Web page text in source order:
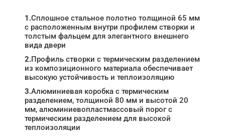
1.Сплошное стальное полотно толщиной 65 мм
с расположенным внутри профилем створки и
толстым фальцем для элегантного внешнего
вида двери
2.Профиль створки c термическим разделением
из композиционного материала обеспечивает
высокую устойчивость и теплоизоляцию
3.Алюминиевая коробка с термическим
разделением, толщиной 80 мм и высотой 20
мм, алюминиевопластмассовый порог с
термическим разделением для высокой
теплоизоляции